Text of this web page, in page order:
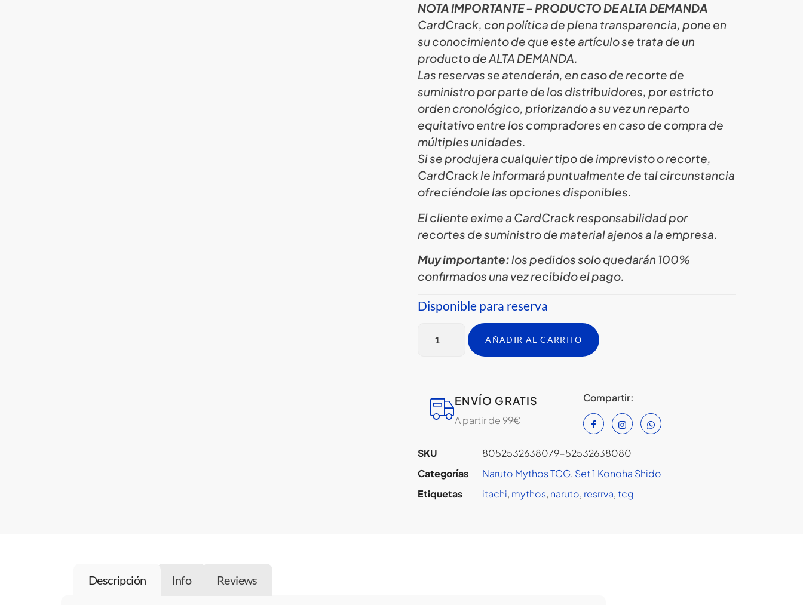
NOTA IMPORTANTE – PRODUCTO DE ALTA DEMANDA
CardCrack, con política de plena transparencia, pone en
su conocimiento de que este artículo se trata de un
producto de ALTA DEMANDA.
Las reservas se atenderán, en caso de recorte de
suministro por parte de los distribuidores, por estricto
orden cronológico, priorizando a su vez un reparto
equitativo entre los compradores en caso de compra de
múltiples unidades.
Si se produjera cualquier tipo de imprevisto o recorte,
CardCrack le informará puntualmente de tal circunstancia
ofreciéndole las opciones disponibles.
El cliente exime a CardCrack responsabilidad por
recortes de suministro de material ajenos a la empresa.
Muy importante:los pedidos solo quedarán 100%
confirmados una vez recibido el pago.
Disponible para reserva
AÑADIR AL CARRITO
ENVÍO GRATIS
A partir de 99€
Compartir:
SKU
8052532638079-52532638080
Categorías
Naruto Mythos TCG, Set 1 Konoha Shido
Etiquetas
itachi, mythos, naruto, resrrva,tcg
Descripción Info Reviews